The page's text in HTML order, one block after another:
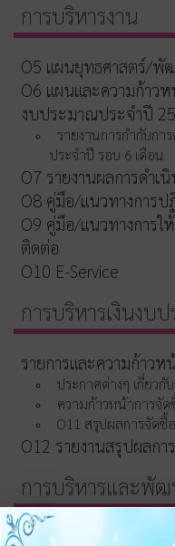
การบริหารงาน
O5 แผนยุทธศาสตร์/พั
O6 แผนและความก้าวห
งบประมาณประจำปี
รายงานการกำกับกา
ประจำปี รอบ 6 เดือน
O7 รายงานผลการดำ
O8 คู่มือ/แนวทางการป
O9 คู่มือ/แนวทางการใ
ติดต่อ
O10 E-Service
การบริหารเงินงบ
รายการและความก้าว
ประกาศต่างๆ เกี่ยว
ความก้าวหน้าการจั
O11 สรุปผลการจัด
O12 รายงานสรุปผลก
การบริหารและพั
O13 แผนบริหารและพั